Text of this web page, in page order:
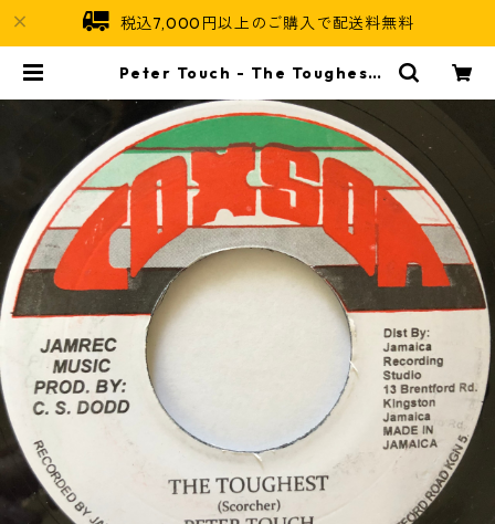
税込7,000円以上のご購入で配送料無料
Peter Touch - The Toughest